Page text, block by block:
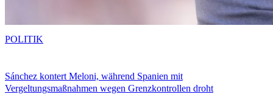
Sánchez kontert Meloni, während Spanien mit
Vergeltungsmaßnahmen wegen Grenzkontrollen droht
POLITIK